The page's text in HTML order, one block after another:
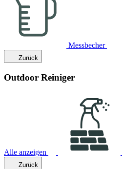
Messbecher
Zurück
Outdoor Reiniger
Alle anzeigen
Zurück